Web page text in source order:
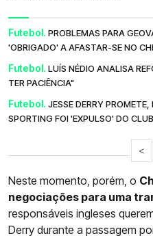
Futebol. PROBLEMAS PARA
'OBRIGADO' A AFASTAR-SE NO
Futebol. LUÍS NÉDIO ANALISA
TER PACIÊNCIA"
Futebol. JESSE DERRY
SPORTING FOI 'EXPULSO' DO
<
Neste momento, porém, o
negociações para uma
responsáveis ingleses
Derry durante a passagem